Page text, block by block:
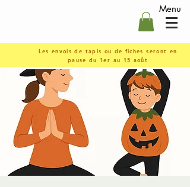
Menu
Les envois de tapis ou de fiches seront en
pause du 1er au 15 août